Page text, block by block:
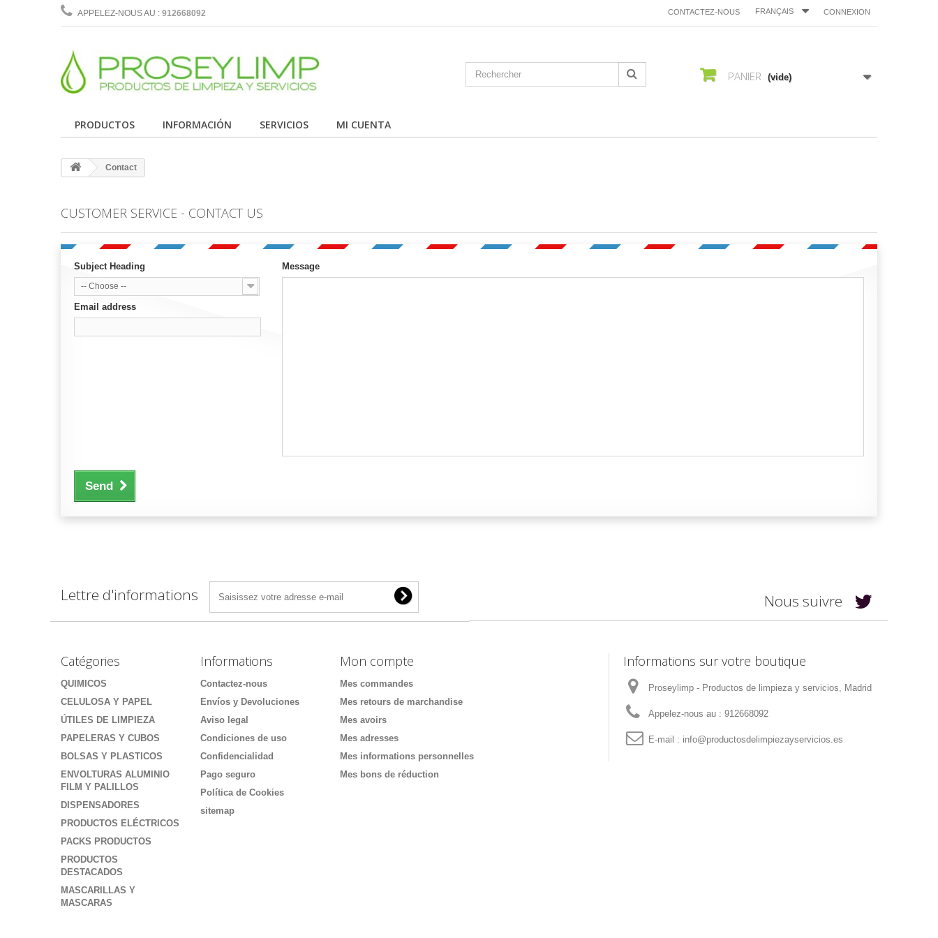
CONNEXION
FRANÇAIS
CONTACTEZ-NOUS
APPELEZ-NOUS AU : 912668092
PANIER (vide)
PRODUCTOS INFORMACIÓN SERVICIOS MI CUENTA
Contact
CUSTOMER SERVICE - CONTACT US
Subject Heading
-- Choose --
Email address
Message
Send
Lettre d'informations Nous suivre
Catégories
QUIMICOS
CELULOSA Y PAPEL
ÚTILES DE LIMPIEZA
PAPELERAS Y CUBOS
BOLSAS Y PLASTICOS
ENVOLTURAS ALUMINIO
FILM Y PALILLOS
DISPENSADORES
PRODUCTOS ELÉCTRICOS
PACKS PRODUCTOS
PRODUCTOS
DESTACADOS
MASCARILLAS Y
MASCARAS
Informations
Contactez-nous
Envíos y Devoluciones
Aviso legal
Condiciones de uso
Confidencialidad
Pago seguro
Política de Cookies
sitemap
Mon compte
Mes commandes
Mes retours de marchandise
Mes avoirs
Mes adresses
Mes informations personnelles
Mes bons de réduction
Informations sur votre boutique
Proseylimp - Productos de limpieza y servicios, Madrid
Appelez-nous au : 912668092
E-mail : info@productosdelimpiezayservicios.es